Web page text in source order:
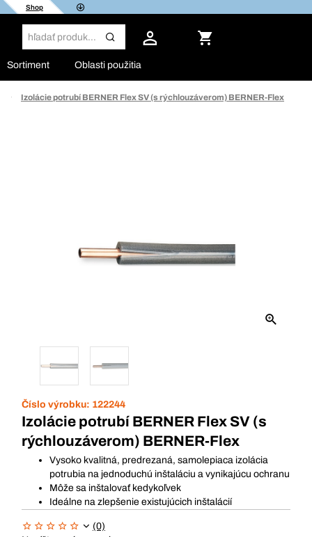
Shop
Sortiment Oblasti použitia
Izolácie potrubí BERNER Flex SV (s rýchlouzáverom) BERNER-Flex
Číslo výrobku: 122244
Izolácie potrubí BERNER Flex SV (s
rýchlouzáverom) BERNER-Flex
Vysoko kvalitná, predrezaná, samolepiaca izolácia
potrubia na jednoduchú inštaláciu a vynikajúcu ochranu
Môže sa inštalovať kedykoľvek
Ideálne na zlepšenie existujúcich inštalácií
(0)